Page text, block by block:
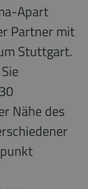
Apart
Partner mit
Stuttgart.
Nähe des